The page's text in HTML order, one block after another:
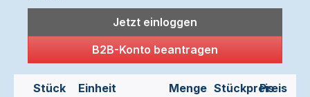
Jetzt einloggen
B2B-Konto beantragen
Stück Einheit Menge StückpreisPreis